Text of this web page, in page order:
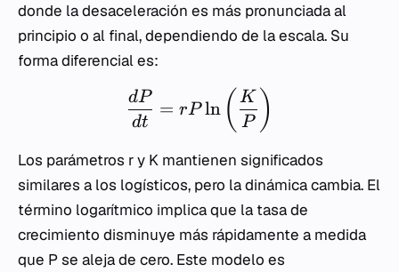
donde la desaceleración es más pronunciada al
principio o al final, dependiendo de la escala. Su
forma diferencial es:
dt
dP
= rP ln ( P
K )
Los parámetros ry K mantienen significados
similares a los logísticos, pero la dinámica cambia. El
término logarítmico implica que la tasa de
crecimiento disminuye más rápidamente a medida
que Pse aleja de cero. Este modelo es